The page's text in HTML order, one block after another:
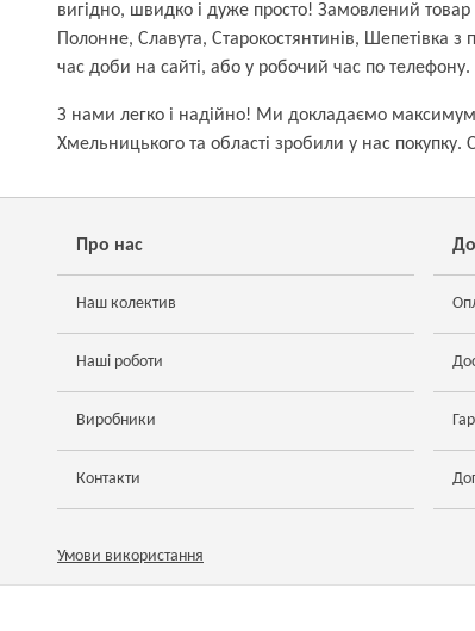
вигідно, швидко і дуже просто! Замовлений
Полонне, Славута, Старокостянтинів,
час доби на сайті, або у робочий час по телефону.
З нами легко і надійно! Ми докладаємо максимум
Хмельницького та області зробили у нас покупку.
Про нас
Наш колектив
Наші роботи
Виробники
Контакти
Умови використання